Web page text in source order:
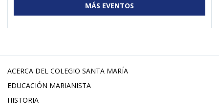
MÁS EVENTOS
ACERCA DEL COLEGIO SANTA MARÍA
EDUCACIÓN MARIANISTA
HISTORIA